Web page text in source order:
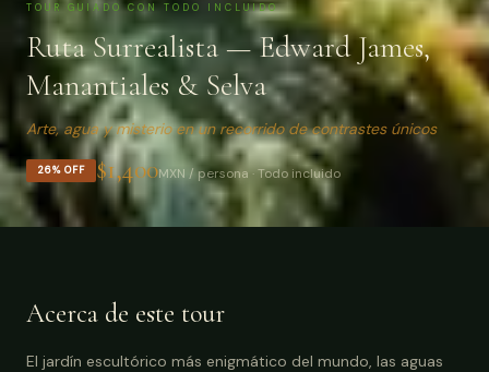
TOUR GUIADO CON TODO INCLUIDO
Ruta Surrealista — Edward James,
Manantiales & Selva
Arte, agua y misterio en un recorrido de contrastes únicos
26% OFF $1,400MXN / persona · Todo incluido
Acerca de este tour
El jardín escultórico más enigmático del mundo, las aguas